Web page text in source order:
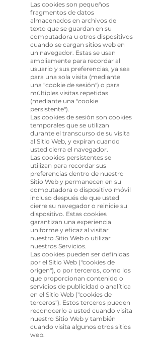
Las cookies son pequeños
fragmentos de datos
almacenados en archivos de
texto que se guardan en su
computadora u otros dispositivos
cuando se cargan sitios web en
un navegador. Estas se usan
ampliamente para recordar al
usuario y sus preferencias, ya sea
para una sola visita (mediante
una "cookie de sesión") o para
múltiples visitas repetidas
(mediante una "cookie
persistente").
Las cookies de sesión son cookies
temporales que se utilizan
durante el transcurso de su visita
al Sitio Web, y expiran cuando
usted cierra el navegador.
Las cookies persistentes se
utilizan para recordar sus
preferencias dentro de nuestro
Sitio Web y permanecen en su
computadora o dispositivo móvil
incluso después de que usted
cierre su navegador o reinicie su
dispositivo. Estas cookies
garantizan una experiencia
uniforme y eficaz al visitar
nuestro Sitio Web o utilizar
nuestros Servicios.
Las cookies pueden ser definidas
por el Sitio Web ("cookies de
origen"), o por terceros, como los
que proporcionan contenido o
servicios de publicidad o analítica
en el Sitio Web ("cookies de
terceros"). Estos terceros pueden
reconocerlo a usted cuando visita
nuestro Sitio Web y también
cuando visita algunos otros sitios
web.